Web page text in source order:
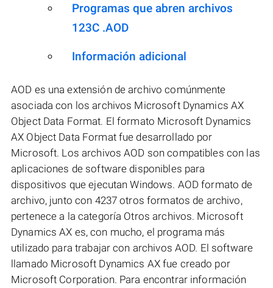
Programas que abren archivos
123C .AOD
Información adicional
AOD es una extensión de archivo comúnmente
asociada con los archivos Microsoft Dynamics AX
Object Data Format. El formato Microsoft Dynamics
AX Object Data Format fue desarrollado por
Microsoft. Los archivos AOD son compatibles con las
aplicaciones de software disponibles para
dispositivos que ejecutan Windows. AOD formato de
archivo, junto con 4237 otros formatos de archivo,
pertenece a la categoría Otros archivos. Microsoft
Dynamics AX es, con mucho, el programa más
utilizado para trabajar con archivos AOD. El software
llamado Microsoft Dynamics AX fue creado por
Microsoft Corporation. Para encontrar información